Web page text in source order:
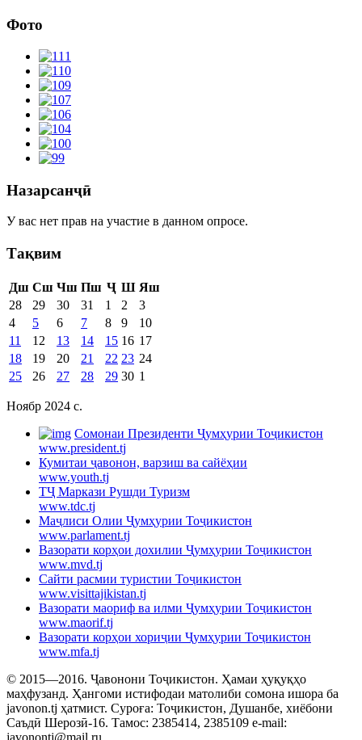
Фото
Назарсанҷӣ
У вас нет прав на участие в данном опросе.
Тақвим
Дш Сш Чш Пш Ҷ Ш Яш
28
29 30 31 1 2
3
4
5 6 7 8 9
10
11
12 13 14 15 16 17
18
19 20 21 22 23 24
25
26 27 28 29 30 1
Ноябр 2024 c.
Cомонаи Президенти Ҷумҳурии Тоҷикистон
www.president.tj
Кумитаи ҷавонон, варзиш ва сайёҳии
www.youth.tj
ТҶ Маркази Рушди Туризм
www.tdc.tj
Маҷлиси Олии Ҷумҳурии Тоҷикистон
www.parlament.tj
Вазорати корҳои дохилии Ҷумҳурии Тоҷикистон
www.mvd.tj
Сайти расмии туристии Тоҷикистон
www.visittajikistan.tj
Вазорати маориф ва илми Ҷумҳурии Тоҷикистон
www.maorif.tj
Вазорати корҳои хориҷии Ҷумҳурии Тоҷикистон
www.mfa.tj
© 2015—2016. Ҷавонони Тоҷикистон. Ҳамаи ҳуқуқҳо
маҳфузанд. Ҳангоми истифодаи матолиби сомона ишора ба
javonon.tj ҳатмист. Суроға: Тоҷикистон, Душанбе, хиёбони
Саъдӣ Шерозӣ-16. Тамос: 2385414, 2385109 e-mail:
javonontj@mail.ru